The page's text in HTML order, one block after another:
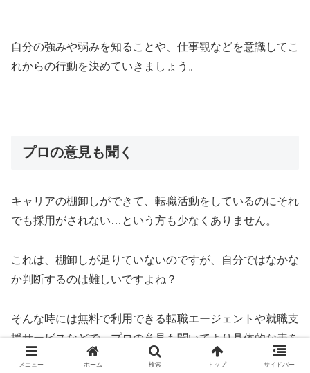
自分の強みや弱みを知ることや、仕事観などを意識してこ
れからの行動を決めていきましょう。
プロの意見も聞く
キャリアの棚卸しができて、転職活動をしているのにそれ
でも採用がされない…という方も少なくありません。
これは、棚卸しが足りていないのですが、自分ではなかな
か判断するのは難しいですよね？
そんな時には無料で利用できる転職エージェントや就職支
援サービスなどで、プロの意見も聞いてより具体的な表を
作成していきましょう。
メニュー ホーム 検索 トップ サイドバー